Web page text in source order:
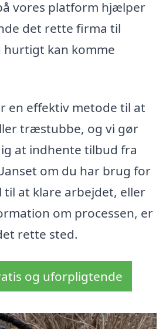
vores platform hjælper
det rette firma til
hurtigt kan komme
en effektiv metode til at
træstubbe, og vi gør
at indhente tilbud fra
om du har brug for
til at klare arbejdet, eller
om processen, er
rette sted.
og uforpligtende